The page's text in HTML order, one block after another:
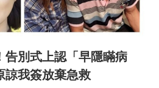
告別式上認「早隱瞞病
我簽放棄急救